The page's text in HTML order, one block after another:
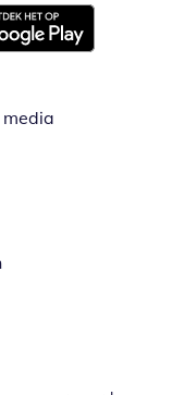
venster
media
venster
venster
nieuw venster